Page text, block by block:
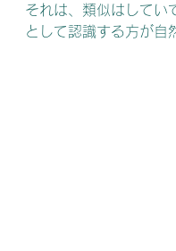
それは、類似はしてい
として認識する方が自